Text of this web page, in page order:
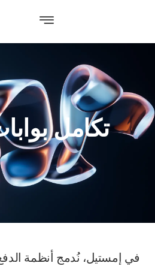
تكامل
في إمستيل، نُدمج أنظمة